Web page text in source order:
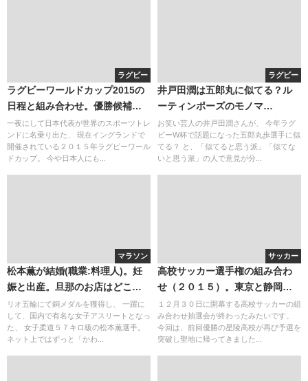
ラグビー
ラグビーワールドカップ2015の
日程と組み合わせ。優勝候補に
ついて
一夜にして日本代表が世界のスポーツトレ
ンドに名乗り出た、 現在イングランドで
開催されている２０１５年ラグビーワール
ドカップ。 今や日本人にも...
ラグビー
井戸田潤は五郎丸に似てる？ル
ーティンポーズのモノマ
ネ・・・。五郎丸歩本人のコメ
ントやリアクションが気になる
お笑い芸人の井戸田潤さんが、 今年ラグ
ビーW杯で話題になった五郎丸歩選手に似
てる？ と、「似てると思う派」「似てな
いと思う派」の人で意見が分...
マラソン
松本薫が結婚(職業:料理人)。妊
娠と出産。旦那のお店はどこ？
金沢マラソンのタイム。かわい
い
リオ五輪にて銅メダルを獲得し、 一躍に
して、国内で有名な女子アスリートとなっ
た、 女子柔道５７キロ級の松本薫選手。
ネット上ではずっと「かわ...
サッカー
高校サッカー選手権の組み合わ
せ（２０１５）。東京と静岡は
意外な結果？
１２月３０日に開幕する高校サッカーの組
み合わせ抽選会が終わったみたいです。
今回は、前回優勝の星陵高校が再び予選を
突破し聖地に帰ってきました...